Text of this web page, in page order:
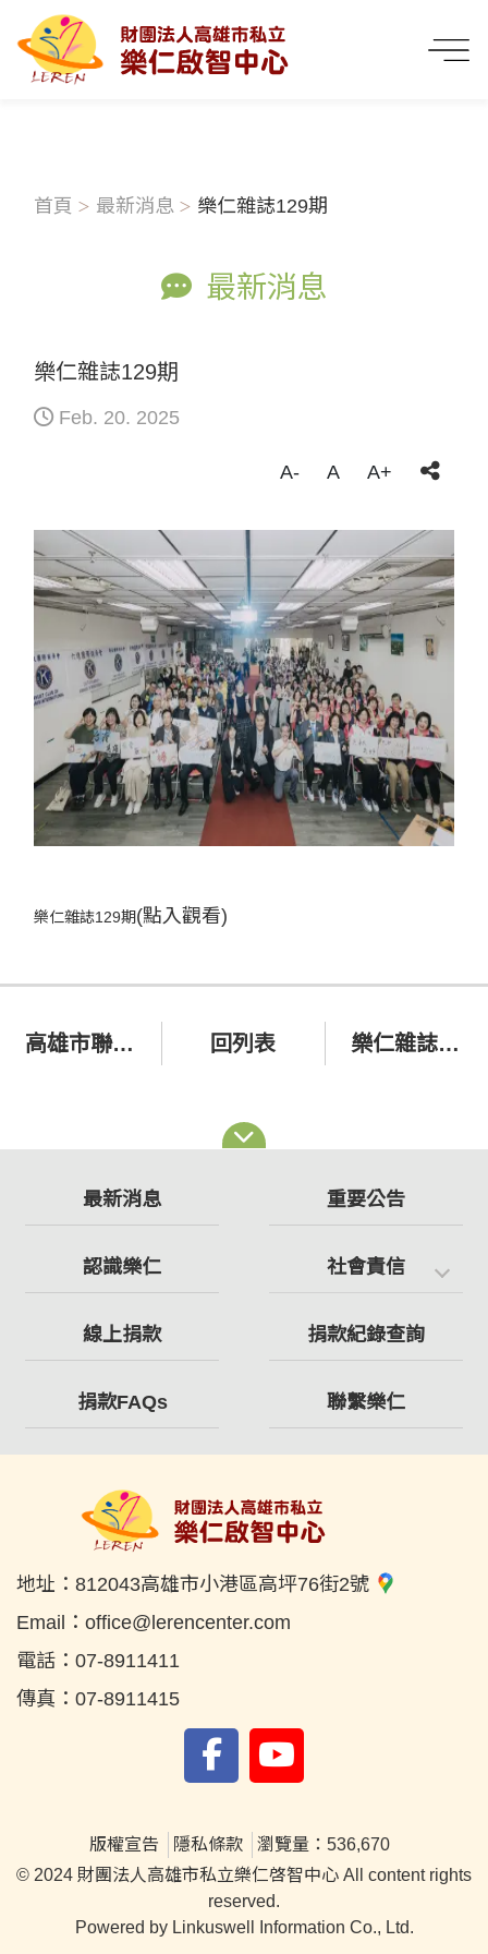
首頁 最新消息 樂仁雜誌129期
最新消息
樂仁雜誌129期
Feb. 20. 2025
A- A A+
樂仁雜誌129期(點入觀看)
高雄市聯合自我倡議活動影音紀錄 回列表 樂仁雜誌130期
最新消息 重要公告
認識樂仁 社會責信
線上捐款 捐款紀錄查詢
捐款FAQs 聯繫樂仁
地址： 812043高雄市小港區高坪76街2號
Email： office@lerencenter.com
電話： 07-8911411
傳真： 07-8911415
版權宣告 隱私條款
瀏覽量：536,670
© 2024 財團法人高雄市私立樂仁啓智中心 All content rights
reserved.
Powered by Linkuswell Information Co., Ltd.